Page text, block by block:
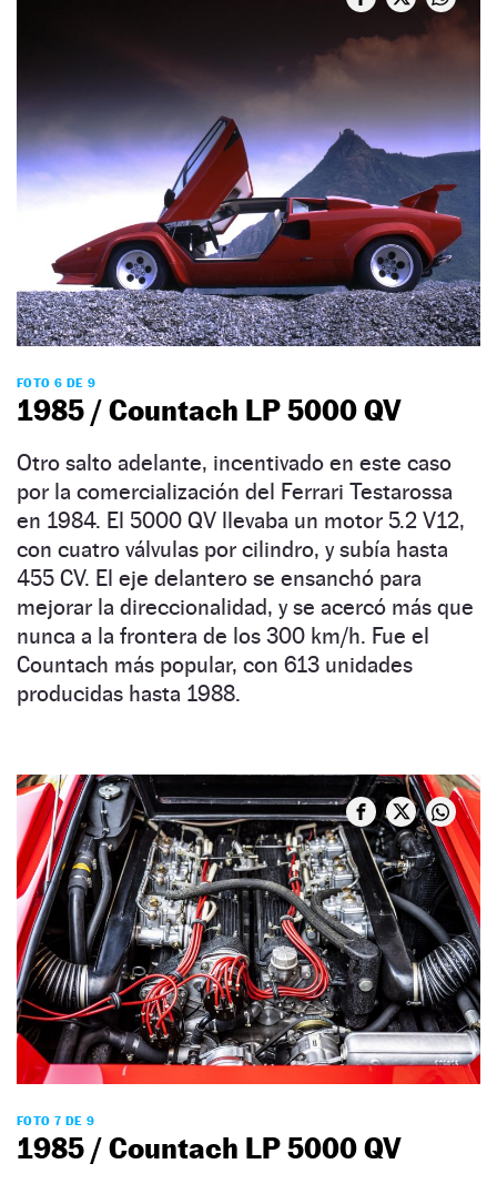
FOTO 6 DE 9
1985 / Countach LP 5000 QV
Otro salto adelante, incentivado en este caso
por la comercialización del Ferrari Testarossa
en 1984. El 5000 QV llevaba un motor 5.2 V12,
con cuatro válvulas por cilindro, y subía hasta
455 CV. El eje delantero se ensanchó para
mejorar la direccionalidad, y se acercó más que
nunca a la frontera de los 300 km/h. Fue el
Countach más popular, con 613 unidades
producidas hasta 1988.
FOTO 7 DE 9
1985 / Countach LP 5000 QV